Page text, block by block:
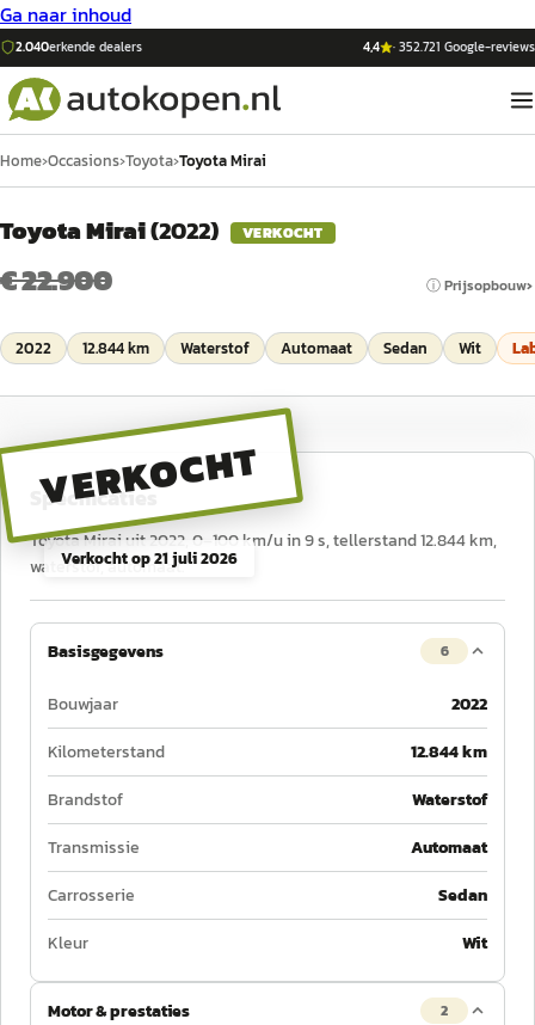
Ga naar inhoud
2.040erkende dealers 4,4 ·352.721 Google-reviews
Home›Occasions›Toyota›Toyota Mirai
Toyota Mirai(2022) VERKOCHT
€ 22.900 ⓘ Prijsopbouw
2022 12.844 km Waterstof Automaat Sedan Wit
VERKOCHT
Verkocht op21 juli 2026
Specificaties
Toyota Mirai uit 2022, 0–100 km/u in 9 s, tellerstand 12.844 km,
waterstof, automaat.
Basisgegevens 6
Bouwjaar
2022
Kilometerstand
12.844 km
Brandstof
Waterstof
Transmissie
Automaat
Carrosserie
Sedan
Kleur
Wit
Motor & prestaties 2